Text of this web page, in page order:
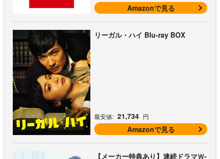
Amazonで見る
リーガル・ハイ Blu-ray BOX
最安値: 21,734 円
Amazonで見る
【メーカー特典あり】連続ドラマＷ-